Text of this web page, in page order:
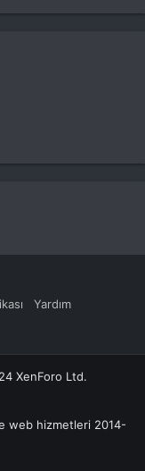
Yardım
XenForo Ltd.
web hizmetleri 2014-